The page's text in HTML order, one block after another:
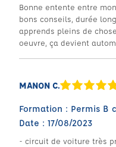
Bonne entente entre
bons conseils, durée
apprends pleins de
oeuvre, ça devient
MANON C.
Formation : Permis B
Date : 17/08/2023
- circuit de voiture très